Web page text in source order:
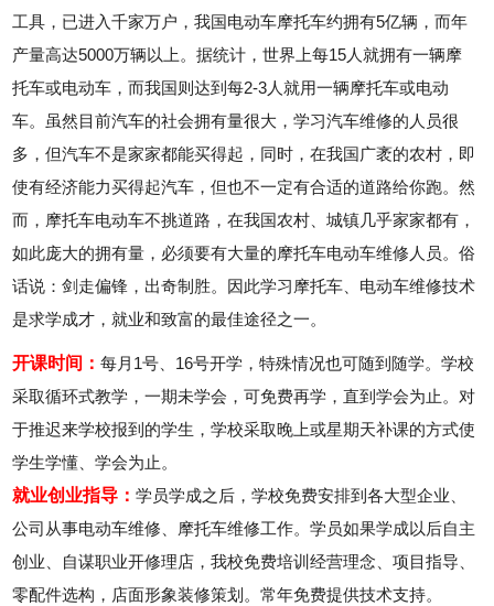
工具，已进入千家万户，我国电动车摩托车约拥有5亿辆，而年
产量高达5000万辆以上。据统计，世界上每15人就拥有一辆摩
托车或电动车，而我国则达到每2-3人就用一辆摩托车或电动
车。虽然目前汽车的社会拥有量很大，学习汽车维修的人员很
多，但汽车不是家家都能买得起，同时，在我国广袤的农村，即
使有经济能力买得起汽车，但也不一定有合适的道路给你跑。然
而，摩托车电动车不挑道路，在我国农村、城镇几乎家家都有，
如此庞大的拥有量，必须要有大量的摩托车电动车维修人员。俗
话说：剑走偏锋，出奇制胜。因此学习摩托车、电动车维修技术
是求学成才，就业和致富的最佳途径之一。
开课时间：每月1号、16号开学，特殊情况也可随到随学。学校
采取循环式教学，一期未学会，可免费再学，直到学会为止。对
于推迟来学校报到的学生，学校采取晚上或星期天补课的方式使
学生学懂、学会为止。
就业创业指导：学员学成之后，学校免费安排到各大型企业、
公司从事电动车维修、摩托车维修工作。学员如果学成以后自主
创业、自谋职业开修理店，我校免费培训经营理念、项目指导、
零配件选构，店面形象装修策划。常年免费提供技术支持。